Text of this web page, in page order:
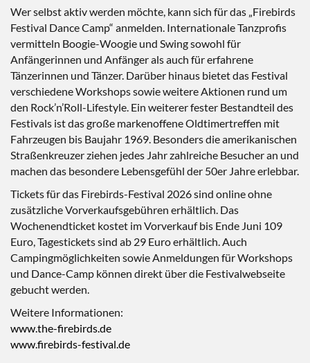
Wer selbst aktiv werden möchte, kann sich für das „Firebirds
Festival Dance Camp“ anmelden. Internationale Tanzprofis
vermitteln Boogie-Woogie und Swing sowohl für
Anfängerinnen und Anfänger als auch für erfahrene
Tänzerinnen und Tänzer. Darüber hinaus bietet das Festival
verschiedene Workshops sowie weitere Aktionen rund um
den Rock’n’Roll-Lifestyle. Ein weiterer fester Bestandteil des
Festivals ist das große markenoffene Oldtimertreffen mit
Fahrzeugen bis Baujahr 1969. Besonders die amerikanischen
Straßenkreuzer ziehen jedes Jahr zahlreiche Besucher an und
machen das besondere Lebensgefühl der 50er Jahre erlebbar.
Tickets für das Firebirds-Festival 2026 sind online ohne
zusätzliche Vorverkaufsgebühren erhältlich. Das
Wochenendticket kostet im Vorverkauf bis Ende Juni 109
Euro, Tagestickets sind ab 29 Euro erhältlich. Auch
Campingmöglichkeiten sowie Anmeldungen für Workshops
und Dance-Camp können direkt über die Festivalwebseite
gebucht werden.
Weitere Informationen:
www.the-firebirds.de
www.firebirds-festival.de